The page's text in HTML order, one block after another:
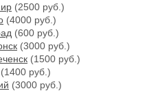
(2500 руб.)
(4000 руб.)
(600 руб.)
(3000 руб.)
(1500 руб.)
(1400 руб.)
(3000 руб.)